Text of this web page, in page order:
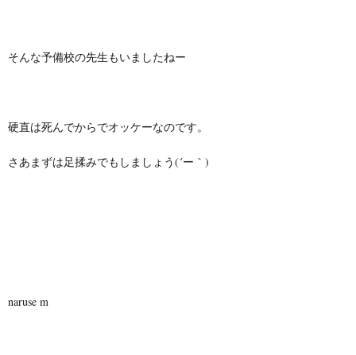
そんな予備校の先生もいましたねー
硬直は死んでからでオッケーなのです。
さあまずは足揉みでもしましょう(´ー｀)
naruse m